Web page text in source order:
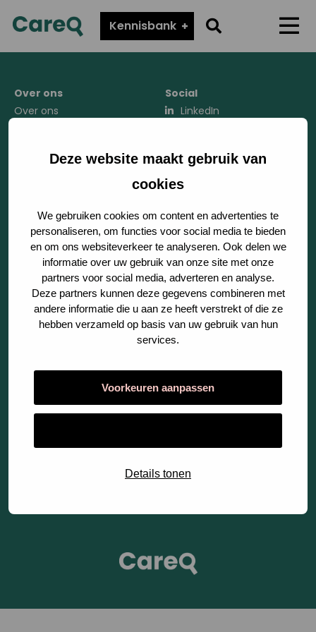
Deze website maakt gebruik van
cookies
We gebruiken cookies om content en advertenties te
personaliseren, om functies voor social media te bieden
en om ons websiteverkeer te analyseren. Ook delen we
informatie over uw gebruik van onze site met onze
partners voor social media, adverteren en analyse.
Deze partners kunnen deze gegevens combineren met
andere informatie die u aan ze heeft verstrekt of die ze
hebben verzameld op basis van uw gebruik van hun
services.
Voorkeuren aanpassen
Details tonen
CareQ
Kennisbank
Go
to
Over ons
Over ons
Social
LinkedIn
Product
Kennisbank
Regionale samenwerking
Privacy Statement
Algemene Voorwaarden
CareQ
link